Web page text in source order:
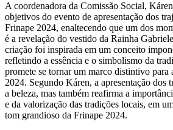
A coordenadora da Comissão Social,
objetivos do evento de apresentação dos
Frinape 2024, enaltecendo que um dos
é a revelação do vestido da Rainha
criação foi inspirada em um conceito
refletindo a essência e o simbolismo da
promete se tornar um marco distintivo para
2024. Segundo Káren, a apresentação dos
a beleza, mas também reafirma a
e da valorização das tradições locais, em
tom grandioso da Frinape 2024.